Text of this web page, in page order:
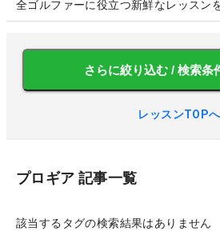
全ゴルファーに役立つ新鮮なレッスン
さらに絞り込む / 検索条
レッスンTOPへ
プロギア 記事一覧
該当するタグの検索結果はありません